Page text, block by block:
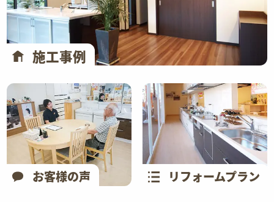
施工事例
お客様の声 リフォームプラン